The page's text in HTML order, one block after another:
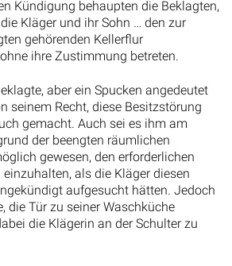
Kläger und ihr Sohn … den zur
gehörenden Kellerflur
ihre Zustimmung betreten.
seinem Recht, diese Besitzstörung
gemacht. Auch sei es ihm am
der beengten räumlichen
gewesen, den erforderlichen
als die Kläger diesen
aufgesucht hätten. Jedoch
die Tür zu seiner Waschküche
die Klägerin an der Schulter zu